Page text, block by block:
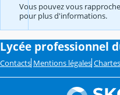
Vous pouvez vous
pour plus d'informations.
Lycée professionnel
Contacts Mentions légales